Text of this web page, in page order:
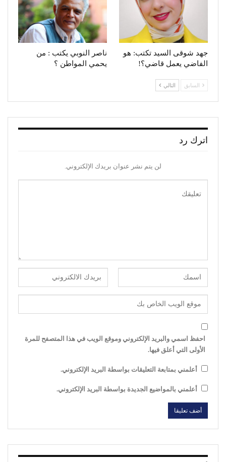
جهد شوقى السيد تكتب: هو
الفاضي يعمل قاضي؟!
ناصر النوبي يكتب : من
يحمي المواطن ؟
السابق التالي
اترك رد
لن يتم نشر عنوان بريدك الإلكتروني.
احفظ اسمي والبريد الإلكتروني وموقع الويب في هذا المتصفح للمرة
الأولى التي أعلق فيها.
أعلمني بمتابعة التعليقات بواسطة البريد الإلكتروني.
أعلمني بالمواضيع الجديدة بواسطة البريد الإلكتروني.